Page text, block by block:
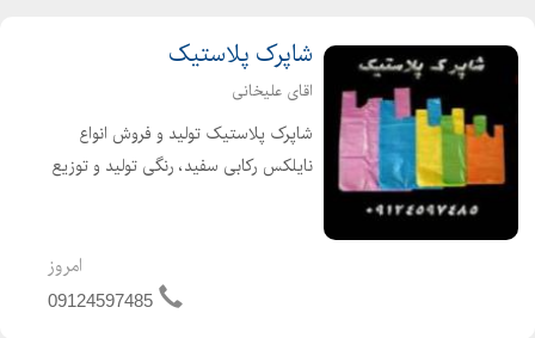
شاپرک پلاستیک
اقای علیخانی
شاپرک پلاستیک تولید و فروش انواع
نایلکس رکابی سفید، رنگی تولید و توزیع
تمایل با ارائه فاکتور رسمی ارزش افزوده
امروز
09124597485